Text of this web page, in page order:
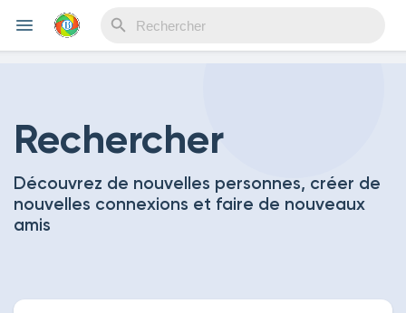
Découvrir Evènements
Rechercher
Découvrez de nouvelles personnes, créer de
nouvelles connexions et faire de nouveaux
amis